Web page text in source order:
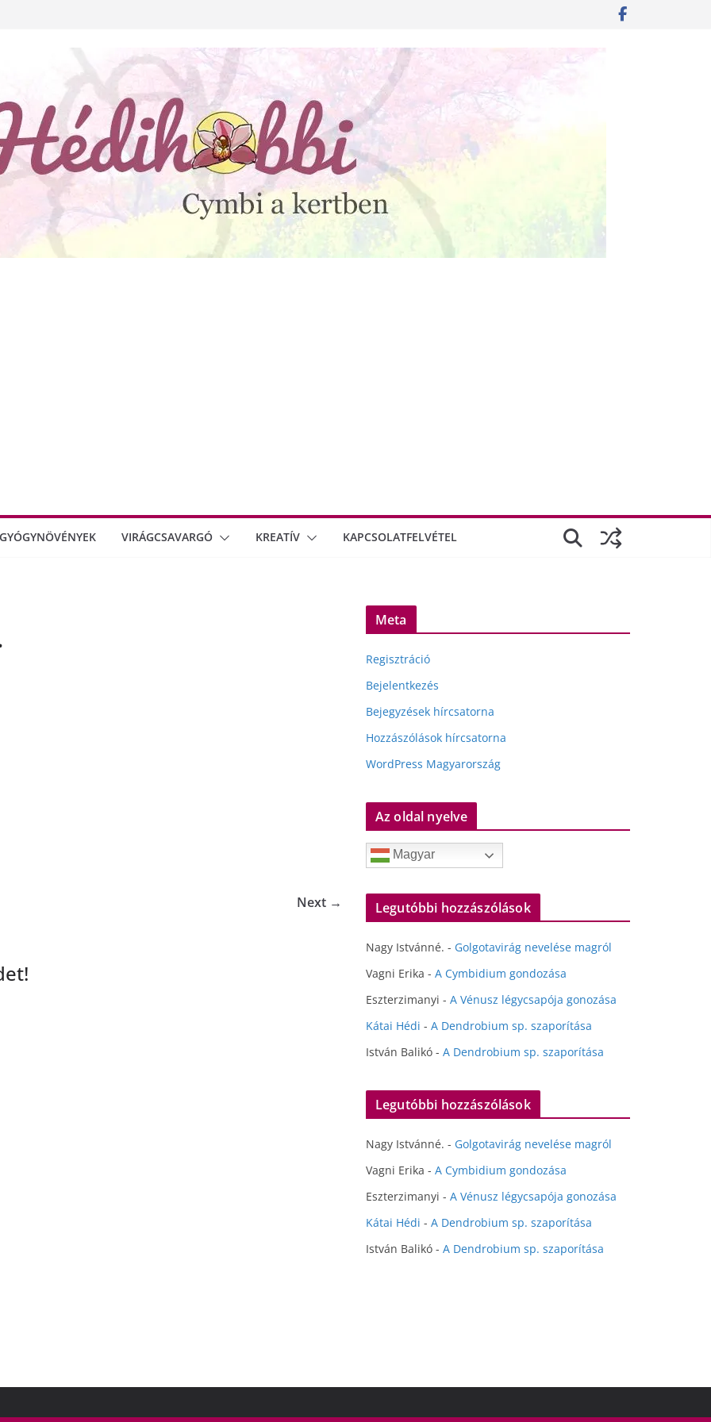
GYÓGYNÖVÉNYEK VIRÁGCSAVARGÓ KREATÍV KAPCSOLATFELVÉTEL
Next →
Meta
Regisztráció
Bejelentkezés
Bejegyzések hírcsatorna
Hozzászólások hírcsatorna
WordPress Magyarország
Az oldal nyelve
Magyar
Legutóbbi hozzászólások
Nagy Istvánné. - Golgotavirág nevelése magról
Vagni Erika - A Cymbidium gondozása
Eszterzimanyi - A Vénusz légycsapója gonozása
Kátai Hédi - A Dendrobium sp. szaporítása
István Balikó - A Dendrobium sp. szaporítása
Legutóbbi hozzászólások
Nagy Istvánné. - Golgotavirág nevelése magról
Vagni Erika - A Cymbidium gondozása
Eszterzimanyi - A Vénusz légycsapója gonozása
Kátai Hédi - A Dendrobium sp. szaporítása
István Balikó - A Dendrobium sp. szaporítása